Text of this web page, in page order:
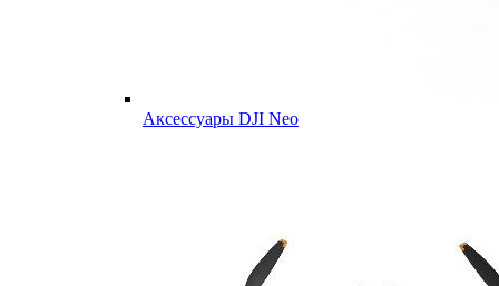
Аксессуары DJI Neo